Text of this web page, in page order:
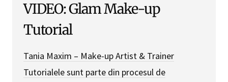
VIDEO: Glam Make-up
Tutorial
Tania Maxim – Make-up Artist & Trainer
Tutorialele sunt parte din procesul de